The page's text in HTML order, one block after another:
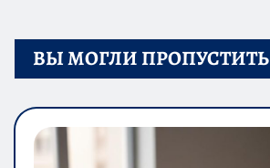
ВЫ МОГЛИ ПРОПУСТИТЬ